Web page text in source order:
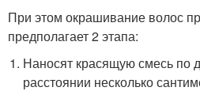
При этом окрашивание волос
предполагает 2 этапа:
Наносят красящую смесь по
расстоянии несколько